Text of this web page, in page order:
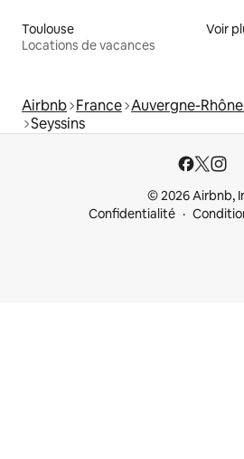
Toulouse
Locations de vacances
Voir
Airbnb France Auvergne-
Seyssins
© 2026 Airbnb,
Confidentialité